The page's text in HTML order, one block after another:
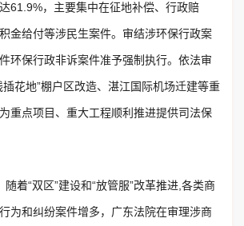
61.9%，主要集中在征地补偿、行政赔
金给付等涉民生案件。审结涉环保行政案
环保行政非诉案件准予强制执行。依法审
花地”棚户区改造、湛江国际机场迁建等重
重点项目、重大工程顺利推进提供司法保
随着“双区”建设和“放管服”改革推进,各类商
为和纠纷案件增多，广东法院在审理涉商